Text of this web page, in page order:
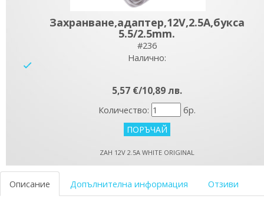
Захранване,адаптер,12V,2.5A,букса
5.5/2.5mm.
#236
Налично:
5,57 €/10,89 лв.
Количество: бр.
ZAH 12V 2.5A WHITE ORIGINAL
Описание Допълнителна информация Отзиви